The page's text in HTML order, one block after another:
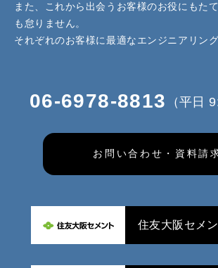
また、これから出会うお客様のお役にもた
も怠りません。
それぞれのお客様に最適なエンジニアリン
06-6978-8813 （平日
お問い合わせ・資料請
住友大阪セメ